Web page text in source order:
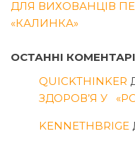
ДЛЯ ВИХОВАНЦІВ
«КАЛИНКА»
ОСТАННІ КОМЕНТАРІ
QUICKTHINKER
ЗДОРОВ’Я У
KENNETHBRIGE